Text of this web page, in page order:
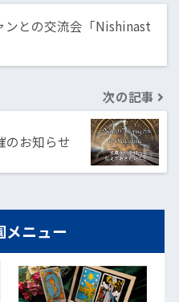
ンとの交流会「Nishinast
次の記事
のお知らせ
メニュー